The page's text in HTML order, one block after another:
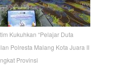
Kukuhkan “Pelajar Duta
Polresta Malang Kota Juara II
Provinsi